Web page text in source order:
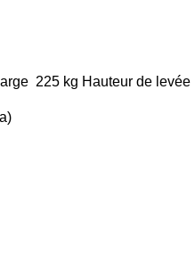
225 kg Hauteur de levée